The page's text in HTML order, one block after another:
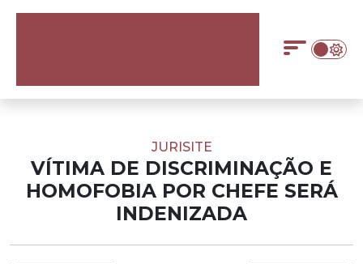
JURISITE
VÍTIMA DE DISCRIMINAÇÃO E
HOMOFOBIA POR CHEFE SERÁ
INDENIZADA